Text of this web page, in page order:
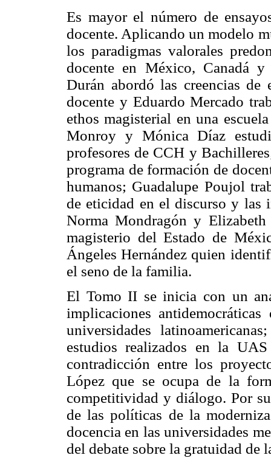
Es mayor el número de
docente. Aplicando un modelo
los paradigmas valorales
docente en México, Canadá
Durán abordó las creencias de
docente y Eduardo Mercado
ethos magisterial en una
Monroy y Mónica Díaz
profesores de CCH y
programa de formación de
humanos; Guadalupe Poujol
de eticidad en el discurso y las
Norma Mondragón y
magisterio del Estado de
Ángeles Hernández quien
el seno de la familia.
El Tomo II se inicia con un
implicaciones
universidades
estudios realizados en la
contradicción entre los
López que se ocupa de la
competitividad y diálogo. Por
de las políticas de la
docencia en las universidades
del debate sobre la gratuidad